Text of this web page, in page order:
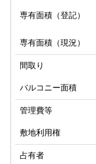
専有面積（登記）
専有面積（現況）
間取り
バルコニー面積
管理費等
敷地利用権
占有者